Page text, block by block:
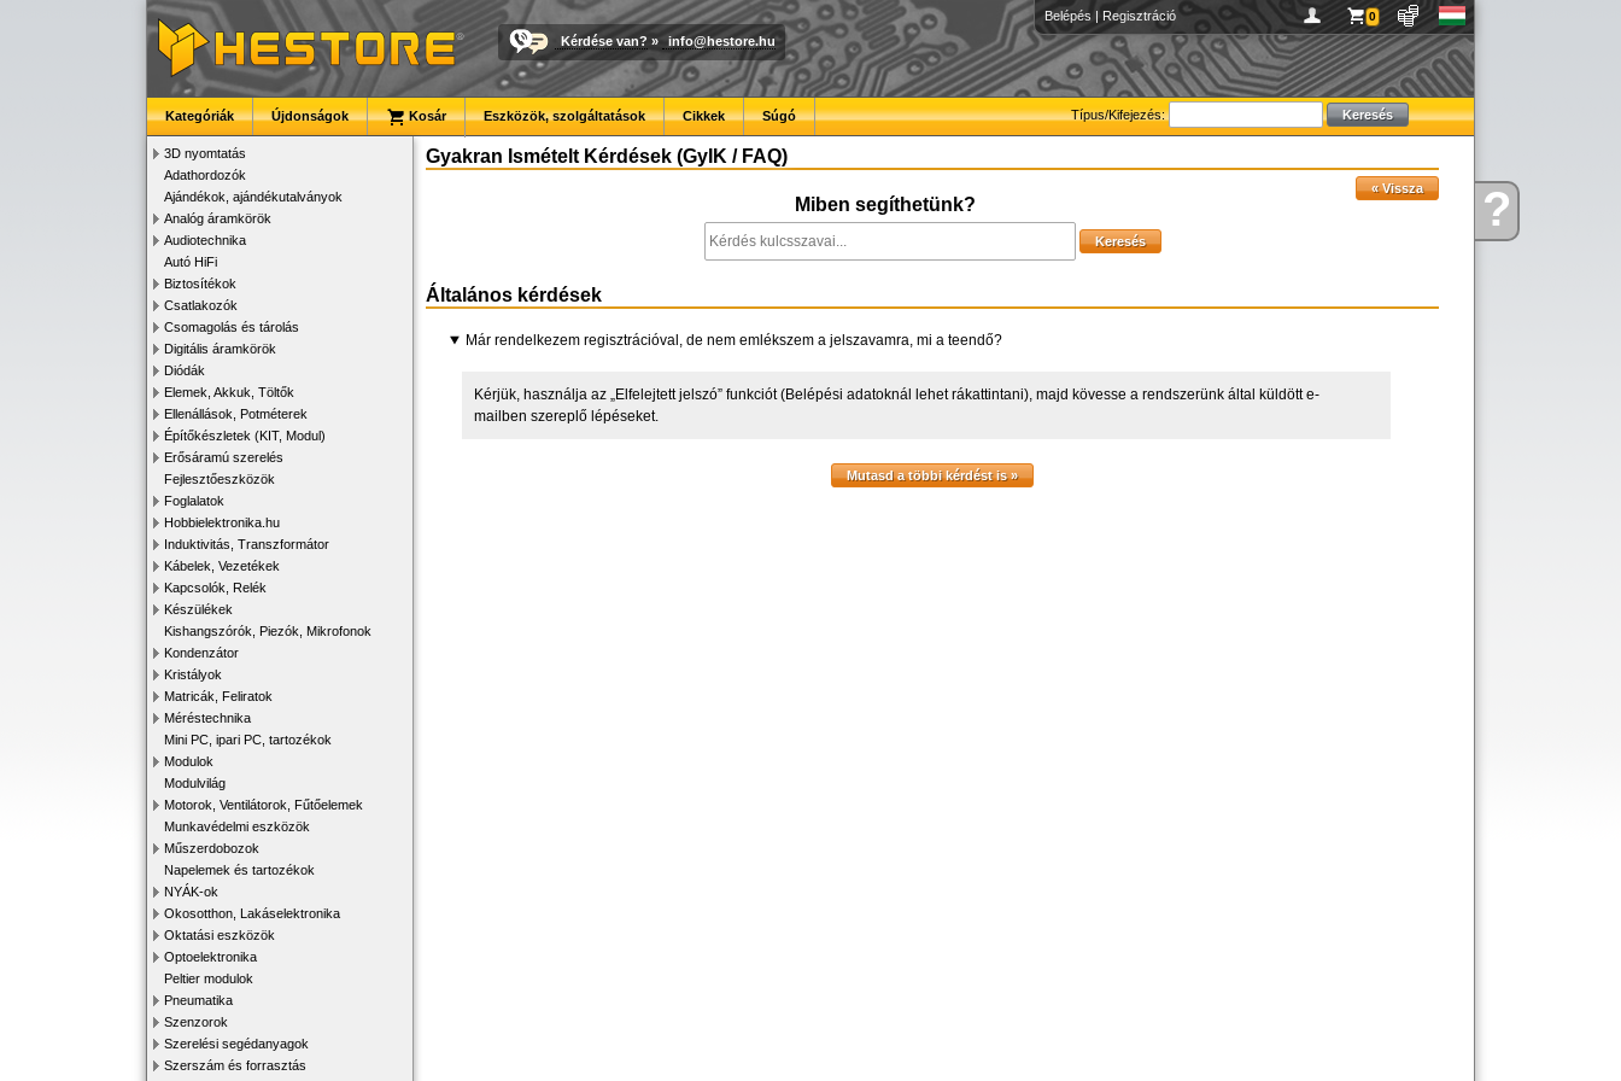
Kérdése?
Belépés | Regisztráció 0
Kérdése van? » info@hestore.hu
Típus/Kifejezés:
Kategóriák Újdonságok Kosár Eszközök, szolgáltatások Cikkek Súgó
3D nyomtatás
Adathordozók
Ajándékok, ajándékutalványok
Analóg áramkörök
Audiotechnika
Autó HiFi
Biztosítékok
Csatlakozók
Csomagolás és tárolás
Digitális áramkörök
Diódák
Elemek, Akkuk, Töltők
Ellenállások, Potméterek
Építőkészletek (KIT, Modul)
Erősáramú szerelés
Fejlesztőeszközök
Foglalatok
Hobbielektronika.hu
Induktivitás, Transzformátor
Kábelek, Vezetékek
Kapcsolók, Relék
Készülékek
Kishangszórók, Piezók, Mikrofonok
Kondenzátor
Kristályok
Matricák, Feliratok
Méréstechnika
Mini PC, ipari PC, tartozékok
Modulok
Modulvilág
Motorok, Ventilátorok, Fűtőelemek
Munkavédelmi eszközök
Műszerdobozok
Napelemek és tartozékok
NYÁK-ok
Okosotthon, Lakáselektronika
Oktatási eszközök
Optoelektronika
Peltier modulok
Pneumatika
Szenzorok
Szerelési segédanyagok
Szerszám és forrasztás
Gyakran Ismételt Kérdések (GyIK / FAQ)
Miben segíthetünk?
Általános kérdések
Már rendelkezem regisztrációval, de nem emlékszem a jelszavamra, mi a teendő?
Kérjük, használja az „Elfelejtett jelszó” funkciót (Belépési adatoknál lehet rákattintani), majd kövesse a rendszerünk által küldött e-
mailben szereplő lépéseket.